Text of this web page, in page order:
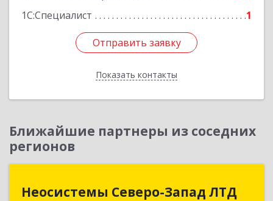
1С:Специалист
1
Отправить заявку
Показать контакты
Отправить заявку
Назад
Ближайшие партнеры из соседних
регионов
Неосистемы Северо-Запад ЛТД